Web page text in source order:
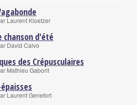
Laurent Kloetzer
chanson d'été
David Calvo
des Crépusculaires
Mathieu Gaborit
Laurent Genefort